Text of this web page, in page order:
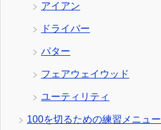
アイアン
ドライバー
パター
フェアウェイウッド
ユーティリティ
100を切るための練習メニュー